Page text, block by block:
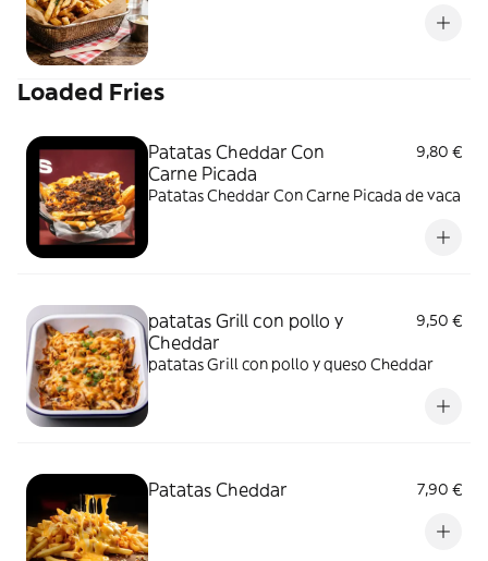
Loaded Fries
Patatas Cheddar Con
Carne Picada
9,80 €
Patatas Cheddar Con Carne Picada de vaca
patatas Grill con pollo y
Cheddar
9,50 €
patatas Grill con pollo y queso Cheddar
Patatas Cheddar 7,90 €